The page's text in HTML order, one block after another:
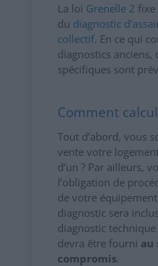
La loi Grenelle 2 fixe
du diagnostic
collectif. En ce qui
diagnostics anciens,
spécifiques sont
Comment
Tout d’abord, vous
vente votre
d’un ? Par ailleurs,
l’obligation de
de votre
diagnostic sera
diagnostic
devra être fourni au
compromis.